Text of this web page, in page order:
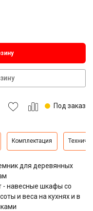
Под заказ
Комплектация
для деревянных
навесные шкафы со
и веса на кухнях и в